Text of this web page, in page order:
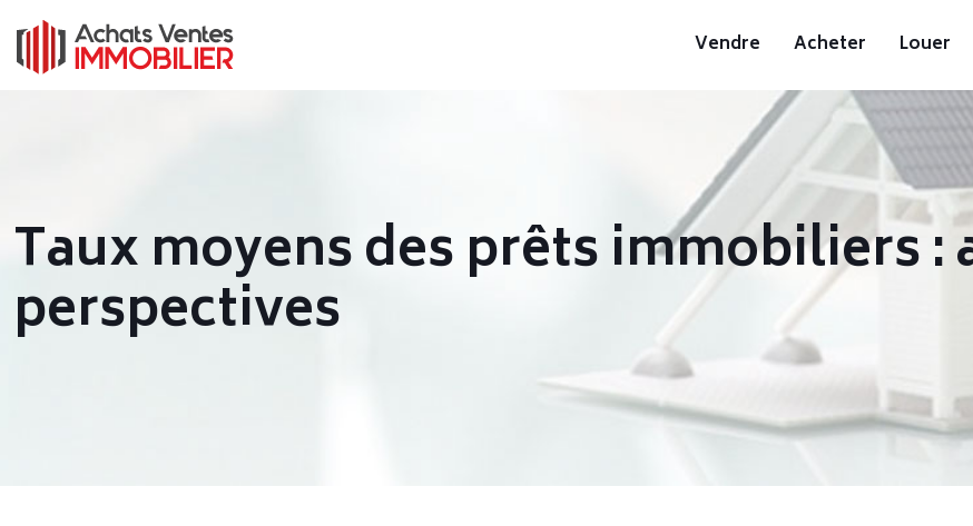
Vendre Acheter Louer
Taux moyens des prêts immobiliers :
perspectives